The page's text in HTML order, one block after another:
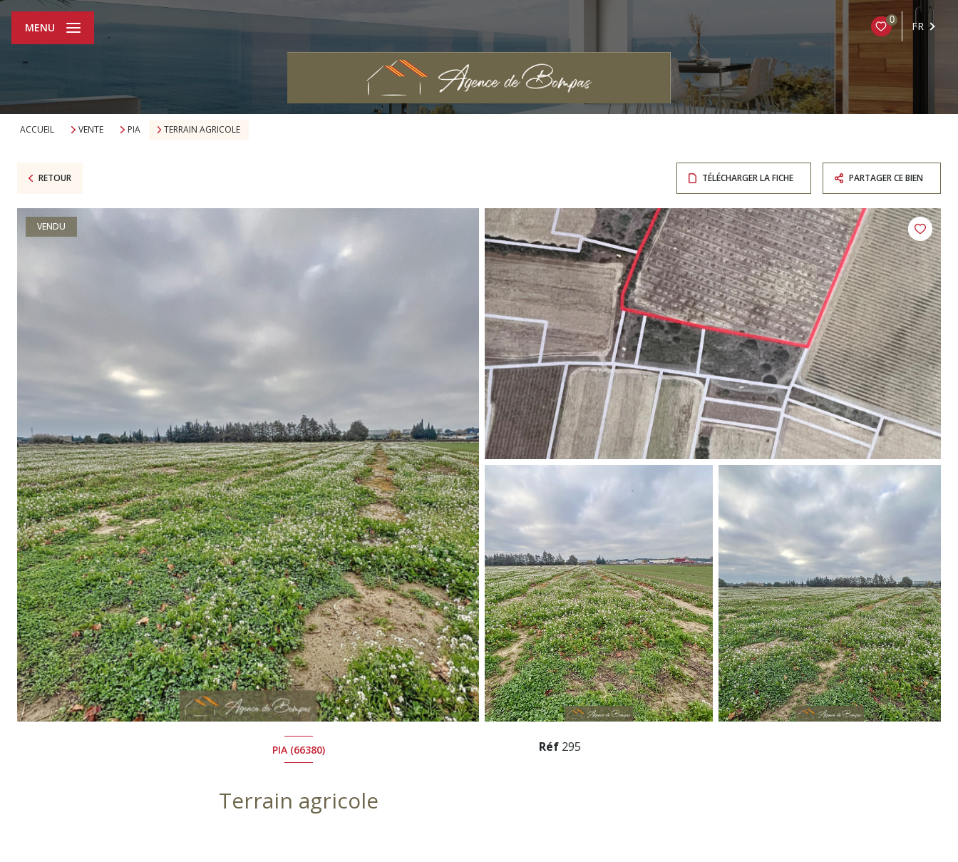
0 FR
MENU
ACCUEIL VENTE PIA TERRAIN AGRICOLE
RETOUR TÉLÉCHARGER LA FICHE PARTAGER CE BIEN
VENDU
PIA (66380)
Terrain agricole
Réf 295